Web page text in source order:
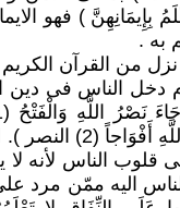
بِإِيمَانِهِنَّ ) فهو
به .
نزل من القرآن
دخل الناس فى دين
يَدْخُلُونَ فِي دِينِ اللَّهِ
قلوب الناس لأنه لا
اليه ممّن مرد